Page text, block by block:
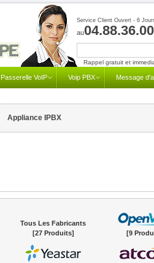
Service Client Ouvert - 6
au
Rappel gratuit et
Passerelle VoIP Voip PBX Message
Appliance IPBX
Tous Les Fabricants
[27 Produits]
[9